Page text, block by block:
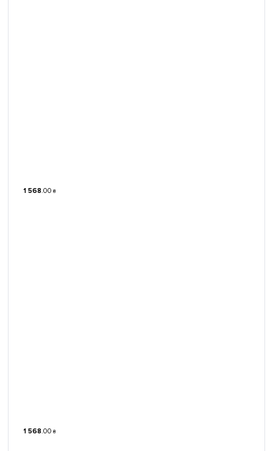
1 568.00 ₴
1 568.00 ₴